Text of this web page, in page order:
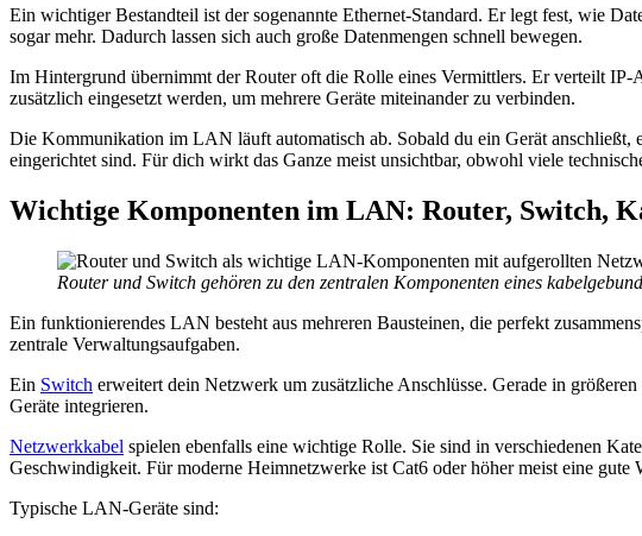
Ein wichtiger Bestandteil ist der sogenannte Ethernet-Standard. Er legt fest, wie
sogar mehr. Dadurch lassen sich auch große Datenmengen schnell bewegen.
Im Hintergrund übernimmt der Router oft die Rolle eines Vermittlers. Er verteilt
zusätzlich eingesetzt werden, um mehrere Geräte miteinander zu verbinden.
Die Kommunikation im LAN läuft automatisch ab. Sobald du ein Gerät anschließt,
eingerichtet sind. Für dich wirkt das Ganze meist unsichtbar, obwohl viele
Wichtige Komponenten im LAN: Router, Switch,
Router und Switch gehören zu den zentralen Komponenten eines
Ein funktionierendes LAN besteht aus mehreren Bausteinen, die perfekt
zentrale Verwaltungsaufgaben.
Ein Switch erweitert dein Netzwerk um zusätzliche Anschlüsse. Gerade in
Geräte integrieren.
Netzwerkkabel spielen ebenfalls eine wichtige Rolle. Sie sind in verschiedenen
Geschwindigkeit. Für moderne Heimnetzwerke ist Cat6 oder höher meist eine gute
Typische LAN-Geräte sind: